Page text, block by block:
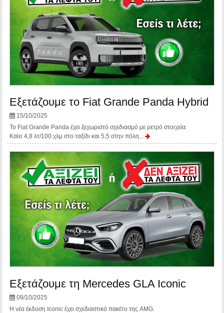
Εξετάζουμε το Fiat Grande Panda Hybrid
15/10/2025
Το Fiat Grande Panda έχει ξεχωριστό σχεδιασμό με ρετρό στοιχεία.
Καίει 4,8 λτ/100 χλμ στο ταξίδι και 5,5 στην πόλη...
Εξετάζουμε τη Mercedes GLA Iconic
09/10/2025
Η νέα έκδοση Iconic έχει σχεδιαστικό πακέτο της AMG.